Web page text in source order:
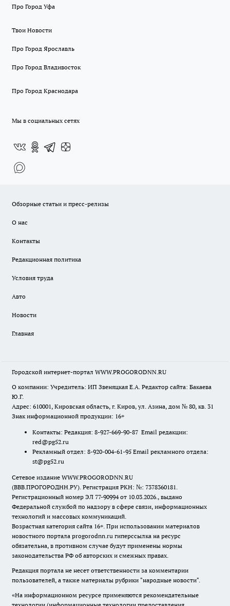
Про Город Уфа
Твои Новости
Про Город Ярославль
Про Город Владивосток
Про Город Краснодара
Мы в социальных сетях
Обзорные статьи и пресс-релизы
О нас
Контакты
Редакционная политика
Условия труда
Авто
Новости
Главная
Городской интернет-портал WWW.PROGORODNN.RU
О компании: Учредитель: ИП Звеняцкая Е.А. Редактор сайта: Бакаева
Ю.Г.
Адрес: 610001, Кировская область, г. Киров, ул. Азина, дом № 80, кв. 31
Знак информационной продукции: 16+
Контакты: Редакция: 8-927-669-90-87 Email редакции:
red@pg52.ru
Рекламный отдел: 8-920-004-61-95 Email рекламного отдела:
st@pg52.ru
Сетевое издание WWW.PROGORODNN.RU
(ВВВ.ПРОГОРОДНН.РУ). Регистрация РКН: №: 7378360181.
Регистрационный номер ЭЛ 77-90994 от 10.03.2026., выдано
Федеральной службой по надзору в сфере связи, информационных
технологий и массовых коммуникаций.
Возрастная категория сайта 16+. При использовании материалов
новостного портала progorodnn.ru гиперссылка на ресурс
обязательна, в противном случае будут применены нормы
законодательства РФ об авторских и смежных правах.
Редакция портала не несет ответственности за комментарии
пользователей, а также материалы рубрики "народные новости".
«На информационном ресурсе применяются рекомендательные